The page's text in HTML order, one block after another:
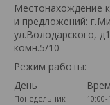
Местонахождение
и предложений:
ул.Володарского,
комн.5/10
Режим работы:
День
Понедельник
10:00-